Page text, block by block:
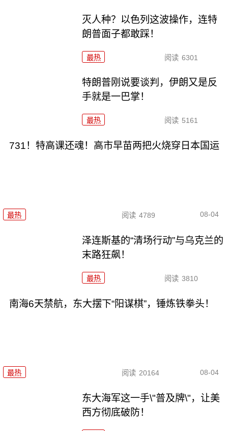
灭人种？以色列这波操作，连特
朗普面子都敢踩！
最热 阅读 6301
特朗普刚说要谈判，伊朗又是反
手就是一巴掌！
最热 阅读 5161
731！特高课还魂！高市早苗两把火烧穿日本国运
最热 阅读 4789 08-04
泽连斯基的“清场行动”与乌克兰的
末路狂飙！
最热 阅读 3810
南海6天禁航，东大摆下“阳谋棋”，锤炼铁拳头！
最热 阅读 20164 08-04
东大海军这一手\"普及牌\"，让美
西方彻底破防！